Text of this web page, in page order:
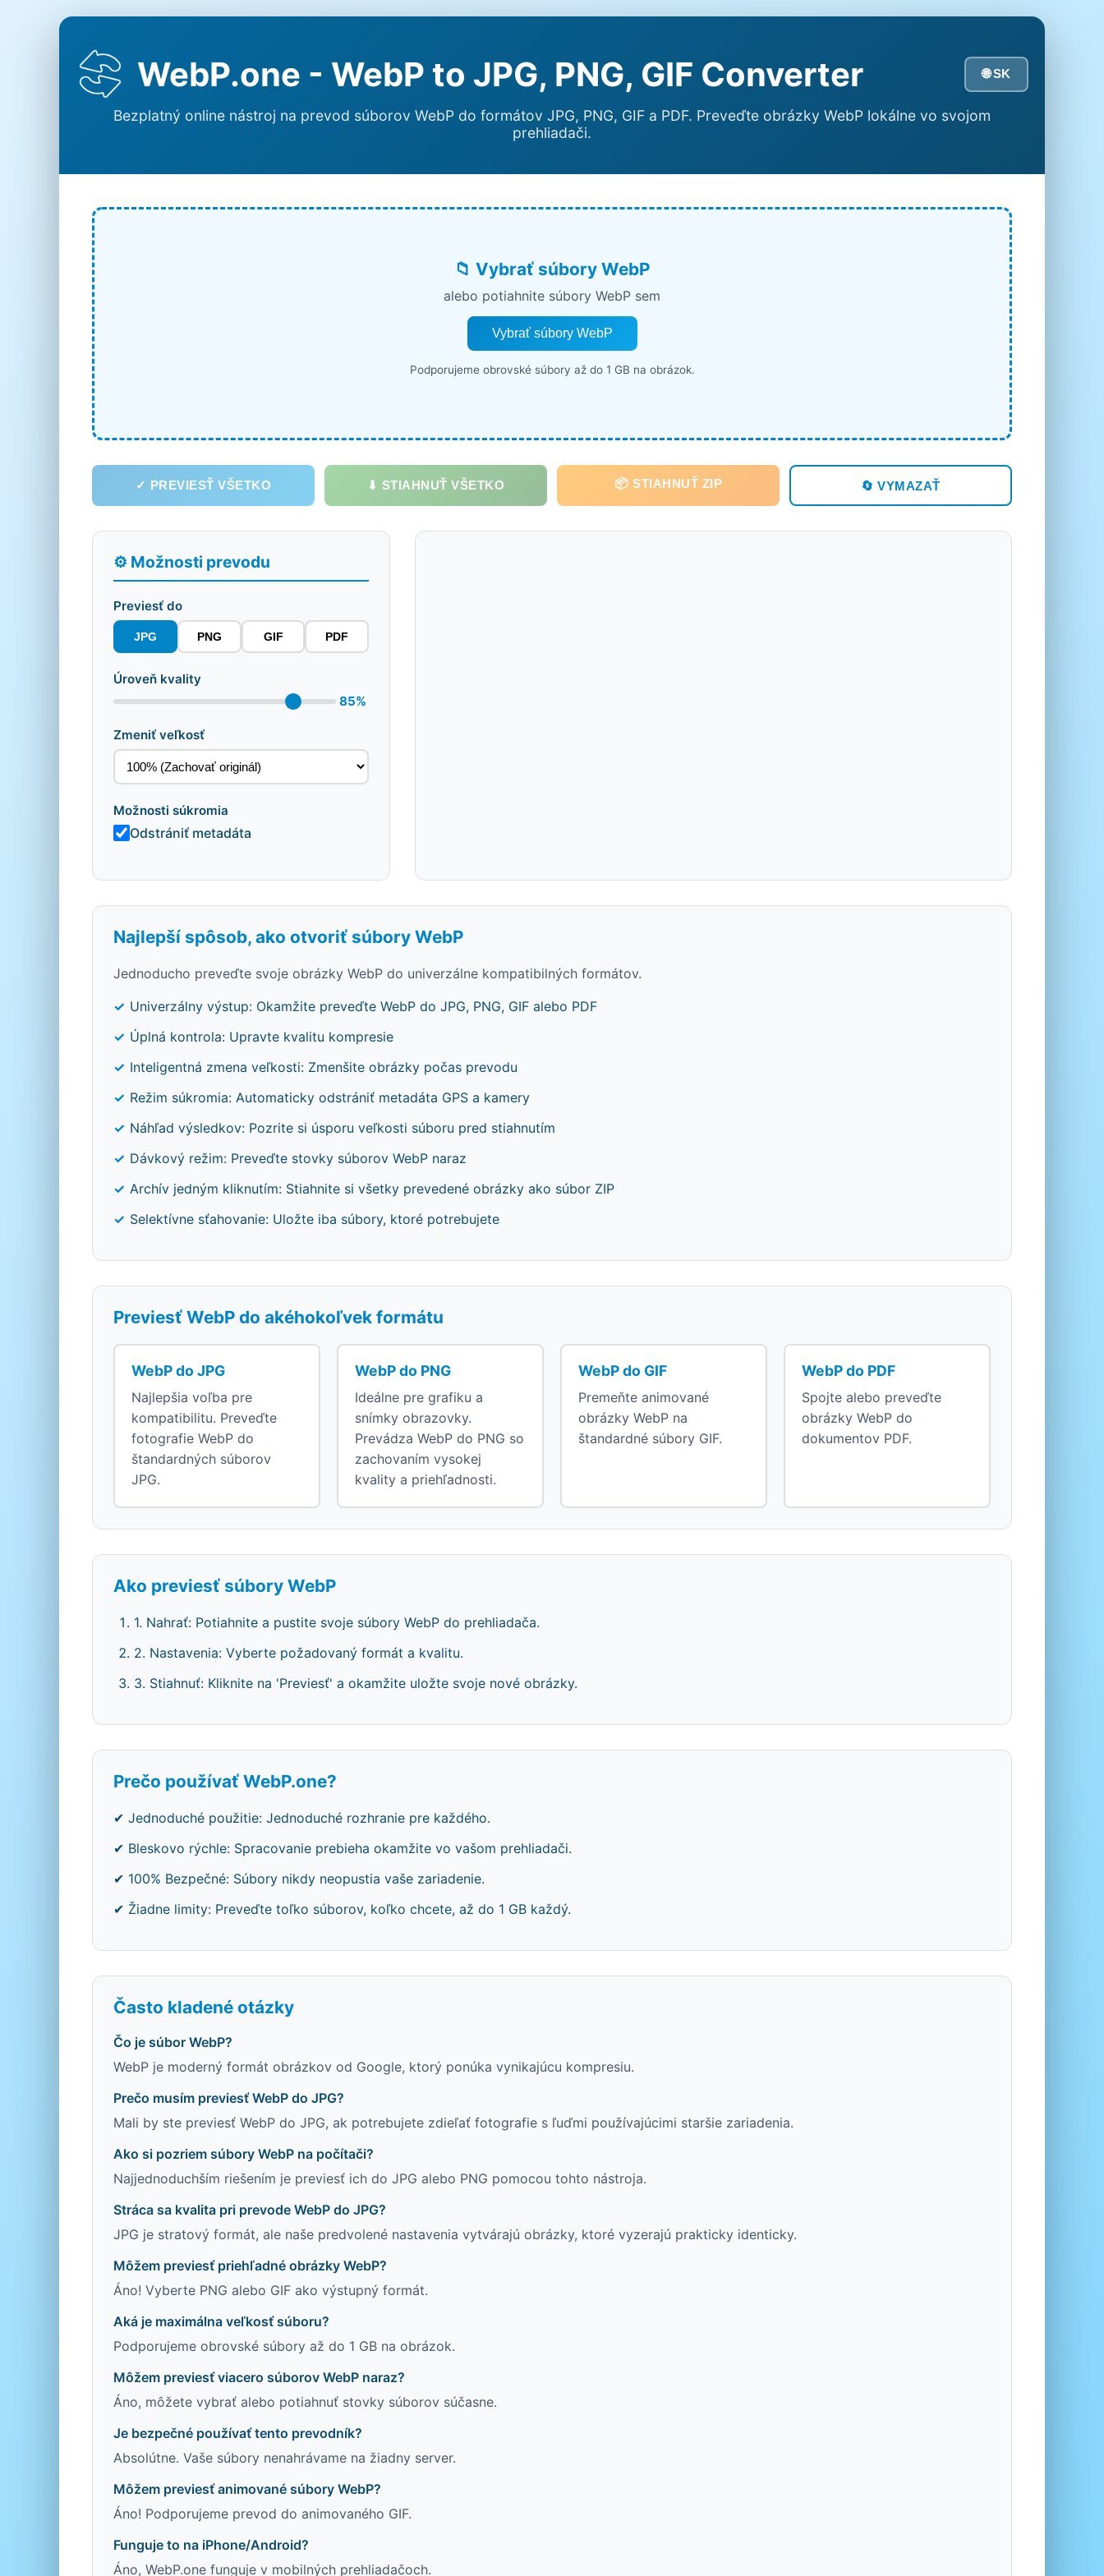
WebP.one - WebP to JPG, PNG, GIF Converter 🌐 SK
Bezplatný online nástroj na prevod súborov WebP do formátov JPG, PNG, GIF a PDF. Preveďte obrázky WebP lokálne vo svojom
prehliadači.
📁 Vybrať súbory WebP
alebo potiahnite súbory WebP sem
Vybrať súbory WebP
Podporujeme obrovské súbory až do 1 GB na obrázok.
✓ PREVIESŤ VŠETKO ⬇ STIAHNUŤ VŠETKO 📦 STIAHNUŤ ZIP 🔄 VYMAZAŤ
⚙️ Možnosti prevodu
Previesť do
JPG PNG GIF PDF
Úroveň kvality
85%
Zmeniť veľkosť
Možnosti súkromia
Odstrániť metadáta
Najlepší spôsob, ako otvoriť súbory WebP
Jednoducho preveďte svoje obrázky WebP do univerzálne kompatibilných formátov.
Univerzálny výstup: Okamžite preveďte WebP do JPG, PNG, GIF alebo PDF
Úplná kontrola: Upravte kvalitu kompresie
Inteligentná zmena veľkosti: Zmenšite obrázky počas prevodu
Režim súkromia: Automaticky odstrániť metadáta GPS a kamery
Náhľad výsledkov: Pozrite si úsporu veľkosti súboru pred stiahnutím
Dávkový režim: Preveďte stovky súborov WebP naraz
Archív jedným kliknutím: Stiahnite si všetky prevedené obrázky ako súbor ZIP
Selektívne sťahovanie: Uložte iba súbory, ktoré potrebujete
Previesť WebP do akéhokoľvek formátu
WebP do JPG
Najlepšia voľba pre
kompatibilitu. Preveďte
fotografie WebP do
štandardných súborov
JPG.
WebP do PNG
Ideálne pre grafiku a
snímky obrazovky.
Prevádza WebP do PNG so
zachovaním vysokej
kvality a priehľadnosti.
WebP do GIF
Premeňte animované
obrázky WebP na
štandardné súbory GIF.
WebP do PDF
Spojte alebo preveďte
obrázky WebP do
dokumentov PDF.
Ako previesť súbory WebP
1. Nahrať: Potiahnite a pustite svoje súbory WebP do prehliadača.
2. Nastavenia: Vyberte požadovaný formát a kvalitu.
3. Stiahnuť: Kliknite na 'Previesť' a okamžite uložte svoje nové obrázky.
Prečo používať WebP.one?
✔ Jednoduché použitie: Jednoduché rozhranie pre každého.
✔ Bleskovo rýchle: Spracovanie prebieha okamžite vo vašom prehliadači.
✔ 100% Bezpečné: Súbory nikdy neopustia vaše zariadenie.
✔ Žiadne limity: Preveďte toľko súborov, koľko chcete, až do 1 GB každý.
Často kladené otázky
Čo je súbor WebP?
WebP je moderný formát obrázkov od Google, ktorý ponúka vynikajúcu kompresiu.
Prečo musím previesť WebP do JPG?
Mali by ste previesť WebP do JPG, ak potrebujete zdieľať fotografie s ľuďmi používajúcimi staršie zariadenia.
Ako si pozriem súbory WebP na počítači?
Najjednoduchším riešením je previesť ich do JPG alebo PNG pomocou tohto nástroja.
Stráca sa kvalita pri prevode WebP do JPG?
JPG je stratový formát, ale naše predvolené nastavenia vytvárajú obrázky, ktoré vyzerajú prakticky identicky.
Môžem previesť priehľadné obrázky WebP?
Áno! Vyberte PNG alebo GIF ako výstupný formát.
Aká je maximálna veľkosť súboru?
Podporujeme obrovské súbory až do 1 GB na obrázok.
Môžem previesť viacero súborov WebP naraz?
Áno, môžete vybrať alebo potiahnuť stovky súborov súčasne.
Je bezpečné používať tento prevodník?
Absolútne. Vaše súbory nenahrávame na žiadny server.
Môžem previesť animované súbory WebP?
Áno! Podporujeme prevod do animovaného GIF.
Funguje to na iPhone/Android?
Áno, WebP.one funguje v mobilných prehliadačoch.